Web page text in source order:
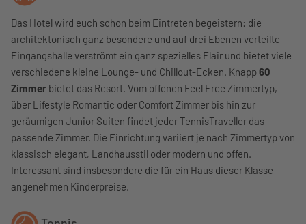
Das Hotel wird euch schon beim Eintreten begeistern: die
architektonisch ganz besondere und auf drei Ebenen verteilte
Eingangshalle verströmt ein ganz spezielles Flair und bietet viele
verschiedene kleine Lounge- und Chillout-Ecken. Knapp 60
Zimmer bietet das Resort. Vom offenen Feel Free Zimmertyp,
über Lifestyle Romantic oder Comfort Zimmer bis hin zur
geräumigen Junior Suiten findet jeder TennisTraveller das
passende Zimmer. Die Einrichtung variiert je nach Zimmertyp von
klassisch elegant, Landhausstil oder modern und offen.
Interessant sind insbesondere die für ein Haus dieser Klasse
angenehmen Kinderpreise.